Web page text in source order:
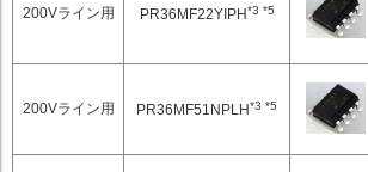
200Vライン用 PR36MF22YIPH*3 *5
200Vライン用 PR36MF51NPLH*3 *5